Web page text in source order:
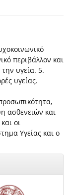
περιβάλλον και
υγεία. 5.
υγείας.
ασθενειών και
οι
Υγείας και ο